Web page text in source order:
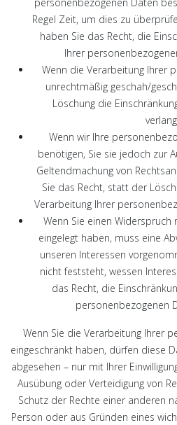
Regel Zeit, um dies zu
haben Sie das Recht, die
Ihrer
Wenn die Verarbeitung Ihrer
unrechtmäßig geschah/
Löschung die
Wenn wir Ihre
benötigen, Sie sie jedoch zur
Geltendmachung von
Sie das Recht, statt der
Verarbeitung Ihrer
Wenn Sie einen Widerspruch
eingelegt haben, muss eine
unseren Interessen
nicht feststeht, wessen
das Recht, die
personenbezogenen
Wenn Sie die Verarbeitung Ihrer
eingeschränkt haben, dürfen diese
abgesehen – nur mit Ihrer
Ausübung oder Verteidigung von
Schutz der Rechte einer anderen
Person oder aus Gründen eines